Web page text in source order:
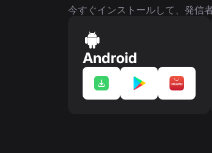
今すぐインストールして、発信
Android